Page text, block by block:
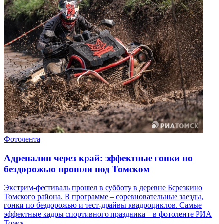
Фотолента
Адреналин через край: эффектные гонки по
бездорожью прошли под Томском
Экстрим-фестиваль прошел в субботу в деревне Березкино
Томского района. В программе – соревновательные заезды,
гонки по бездорожью и тест-драйвы квадроциклов. Самые
эффектные кадры спортивного праздника – в фотоленте РИА